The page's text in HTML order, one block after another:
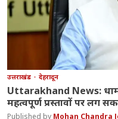
उत्तराखंड देहरादून
Uttarakhand News:
महत्वपूर्ण प्रस्तावों पर लग
Mohan Chandra